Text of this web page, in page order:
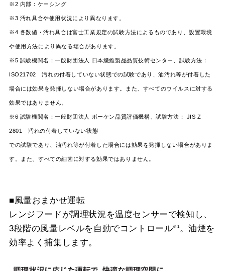
※2 内部：ケーシング
※3 汚れ具合や使用状況により異なります。
※4 各数値・汚れ具合は富士工業規定の試験方法によるものであり、設置環境
や使用方法により異なる場合があります。
※5 試験機関名：一般財団法人 日本繊維製品品質技術センター、試験方法：
ISO21702 汚れの付着していない状態での試験であり、油汚れ等が付着した
場合には効果を発揮しない場合があります。また、すべてのウイルスに対する
効果ではありません。
※6 試験機関名：一般財団法人 ボーケン品質評価機構、試験方法： JIS Z
2801 汚れの付着していない状態
での試験であり、油汚れ等が付着した場合には効果を発揮しない場合がありま
す。また、すべての細菌に対する効果ではありません。
■風量おまかせ運転
レンジフードが調理状況を温度センサーで検知し、
3段階の風量レベルを自動でコントロール※1 。油煙を
効率よく捕集します。